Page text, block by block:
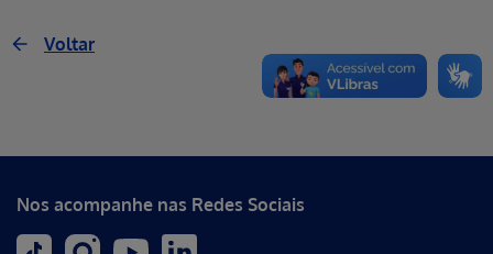
Voltar
Nos acompanhe nas Redes Sociais